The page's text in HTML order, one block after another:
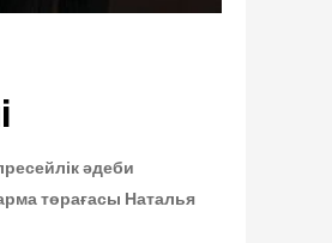
әдеби
төрағасы Наталья